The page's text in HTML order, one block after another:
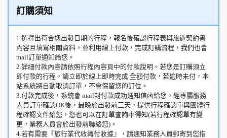
訂購須知
1.選擇出符合您出發日期的行程，報名後確認行程表與旅遊契約書
內容且填寫相關資料，並利用線上付款，完成訂購流程，我們也會
mail訂單通知給您。
2.詳細付款內容請依照行程內容頁中的付款說明。若您是訂購須立
即付款的行程，請立即於線上即時完成 全額付款，若逾時未付，本
站系統將自動取消訂單，不會保留您的訂位。
3.付款完成後，系統會 mail封付款成功通知信函給您，經專屬服務
人員訂單確認OK後，最晚於出發前三天，提供行程確認單與團體行
程確認文件給您，您也可以在訂單查詢中得知(若行程確認單有變
更，業務人員會於出發前聯絡您)。
4.若有需要『旅行業代收轉付收據』，請通知業務人員郵寄到您指